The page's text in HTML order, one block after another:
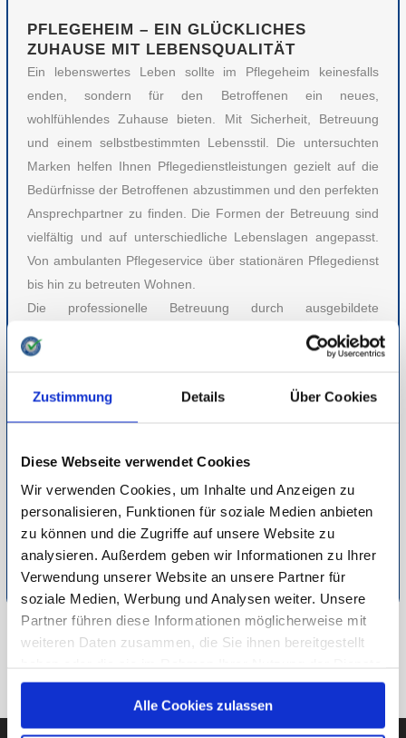
Zustimmung Details Über Cookies
Diese Webseite verwendet Cookies
Wir verwenden Cookies, um Inhalte und Anzeigen zu
personalisieren, Funktionen für soziale Medien anbieten
zu können und die Zugriffe auf unsere Website zu
analysieren. Außerdem geben wir Informationen zu Ihrer
Verwendung unserer Website an unsere Partner für
soziale Medien, Werbung und Analysen weiter. Unsere
Partner führen diese Informationen möglicherweise mit
weiteren Daten zusammen, die Sie ihnen bereitgestellt
gesammelt haben.
Unsere Datenschutzerklärung finden siehier.
Alle Cookies zulassen
PFLEGEHEIM – EIN GLÜCKLICHES
ZUHAUSE MIT LEBENSQUALITÄT
Ein lebenswertes Leben sollte im Pflegeheim keinesfalls
enden, sondern für den Betroffenen ein neues,
wohlfühlendes Zuhause bieten. Mit Sicherheit, Betreuung
und einem selbstbestimmten Lebensstil. Die untersuchten
Marken helfen Ihnen Pflegedienstleistungen gezielt auf die
Bedürfnisse der Betroffenen abzustimmen und den perfekten
Ansprechpartner zu finden. Die Formen der Betreuung sind
vielfältig und auf unterschiedliche Lebenslagen angepasst.
Von ambulanten Pflegeservice über stationären Pflegedienst
bis hin zu betreuten Wohnen.
Die professionelle Betreuung durch ausgebildete
Pflegefachkräfte kann eine verbesserte Lebensqualität für
den Betroffenen bedeuten. Denn durch die barrierefreie
bewegen. Die Belastung durch die eigene Haushaltsführung
verschwindet und die Energie kann in ausgelassene
weniger Belastung sowie Sorgen und mehr Zeit für das
glückliche Beisammensein.
Detaillierte Informationen zur Durchführung unserer Studien
finden Sie unterMethodik.
ZU FASHION & LIFESTYLE
ZUR ÜBERSICHT